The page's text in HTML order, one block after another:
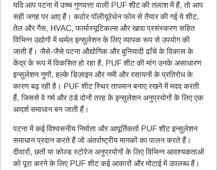
यदि आप पटना में उच्च गुणवत्ता वाली PUF शीट की तलाश में हैं, तो आप
सही जगह पर आए हैं। कठोर पॉलीयूरेथेन फोम से तैयार की गई ये शीट,
तेल और गैस, HVAC, फार्मास्यूटिकल्स और खाद्य प्रसंस्करण सहित
विभिन्न उद्योगों में थर्मल इन्सुलेशन के लिए व्यापक रूप से उपयोग की
जाती हैं। जैसे-जैसे पटना औद्योगिक और बुनियादी ढाँचे के विकास के
केंद्र के रूप में विकसित हो रहा है, PUF शीट की मांग उनके असाधारण
इन्सुलेशन गुणों, हल्के डिज़ाइन और नमी और रसायनों के प्रतिरोध के
कारण बढ़ रही है। PUF शीट स्थिर तापमान बनाए रखने में मदद करती
हैं, जिससे वे गर्म और ठंडे दोनों तरह के इन्सुलेशन अनुप्रयोगों के लिए एक
आदर्श समाधान बन जाती हैं।
पटना में कई विश्वसनीय निर्माता और आपूर्तिकर्ता PUF शीट इन्सुलेशन
समाधान प्रदान करते हैं जो अंतर्राष्ट्रीय मानकों का पालन करते हैं।
दीवारों, छतों या कोल्ड स्टोरेज अनुप्रयोगों के लिए विभिन्न आवश्यकताओं
को पूरा करने के लिए PUF शीट कई आकारों और मोटाई में उपलब्ध हैं।